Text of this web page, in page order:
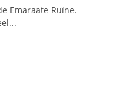
Emaraate Ruïne.